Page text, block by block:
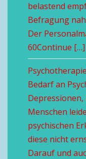
belastend
Befragung
Der
60Continue […]
Bedarf an
Menschen
psychischen
diese nicht
Darauf und